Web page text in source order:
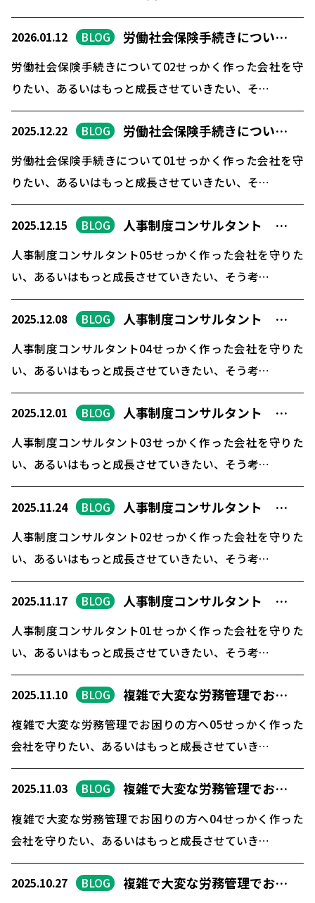
2026.01.12 BLOG 労働社会保険手続きについ…
労働社会保険手続きについて02せっかく作った会社を守
りたい、あるいはもっと成長させていきたい、そ…
2025.12.22 BLOG 労働社会保険手続きについ…
労働社会保険手続きについて01せっかく作った会社を守
りたい、あるいはもっと成長させていきたい、そ…
2025.12.15 BLOG 人事制度コンサルタント …
人事制度コンサルタント05せっかく作った会社を守りた
い、あるいはもっと成長させていきたい、そう考…
2025.12.08 BLOG 人事制度コンサルタント …
人事制度コンサルタント04せっかく作った会社を守りた
い、あるいはもっと成長させていきたい、そう考…
2025.12.01 BLOG 人事制度コンサルタント …
人事制度コンサルタント03せっかく作った会社を守りた
い、あるいはもっと成長させていきたい、そう考…
2025.11.24 BLOG 人事制度コンサルタント …
人事制度コンサルタント02せっかく作った会社を守りた
い、あるいはもっと成長させていきたい、そう考…
2025.11.17 BLOG 人事制度コンサルタント …
人事制度コンサルタント01せっかく作った会社を守りた
い、あるいはもっと成長させていきたい、そう考…
2025.11.10 BLOG 複雑で大変な労務管理でお…
複雑で大変な労務管理でお困りの方へ05せっかく作った
会社を守りたい、あるいはもっと成長させていき…
2025.11.03 BLOG 複雑で大変な労務管理でお…
複雑で大変な労務管理でお困りの方へ04せっかく作った
会社を守りたい、あるいはもっと成長させていき…
2025.10.27 BLOG 複雑で大変な労務管理でお…